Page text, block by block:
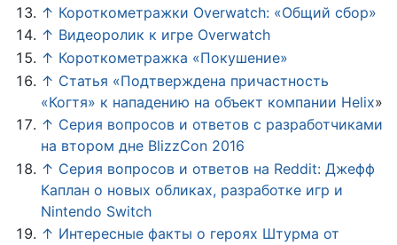
↑ Короткометражки Overwatch: «Общий сбор»
↑ Видеоролик к игре Overwatch
↑ Короткометражка «Покушение»
↑ Статья «Подтверждена причастность
«Когтя» к нападению на объект компании Helix»
↑ Серия вопросов и ответов с разработчиками
на втором дне BlizzCon 2016
↑ Серия вопросов и ответов на Reddit: Джефф
Каплан о новых обликах, разработке игр и
Nintendo Switch
↑ Интересные факты о героях Штурма от